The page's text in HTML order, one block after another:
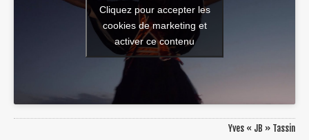
Cliquez pour accepter les
cookies de marketing et
activer ce contenu
Yves « JB » Tassin